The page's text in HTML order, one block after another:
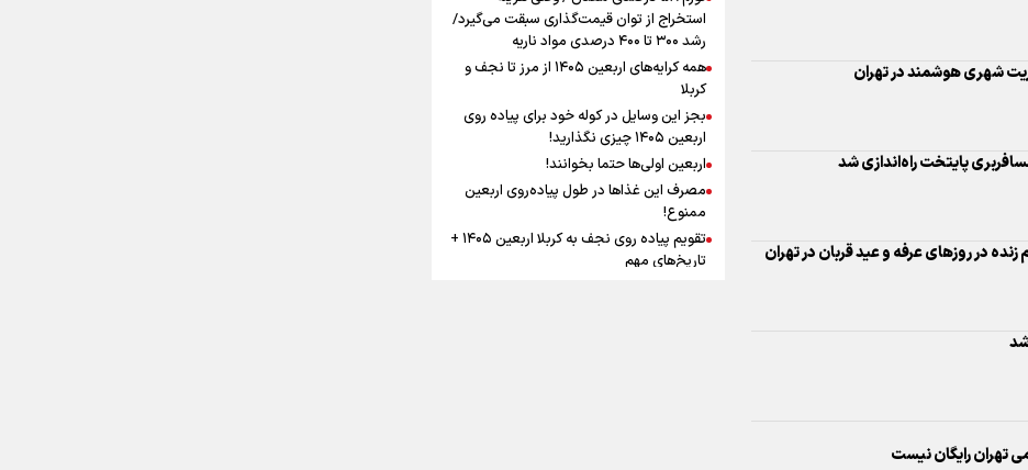
پایتخت راه‌اندازی شد
افزوده چقدر است؟
اینفوبرنا/ سقف معافیت مالیاتی
حقوق کارکنان دولت و بازنشستگان
در بودجه ۱۴۰۵ چقدر است؟
استخراج از توان قیمت‌گذاری سبقت می‌گیرد/
رشد ۳۰۰ تا ۴۰۰ درصدی مواد ناریه
همه کرایه‌های اربعین ۱۴۰۵ از مرز تا نجف و
کربلا
بجز این وسایل در کوله خود برای پیاده روی
اربعین ۱۴۰۵ چیزی نگذارید!
اربعین اولی‌ها حتما بخوانند!
مصرف این غذاها در طول پیاده‌روی اربعین
ممنوع!
تقویم پیاده روی نجف به کربلا اربعین ۱۴۰۵ +
تاریخ‌های مهم